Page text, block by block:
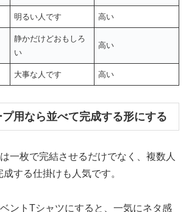
明るい人です 高い
静かだけどおもしろ
い
高い
大事な人です 高い
用なら並べて完成する形にする
一枚で完結させるだけでなく、複数人
する仕掛けも人気です。
ントTシャツにすると、一気にネタ感